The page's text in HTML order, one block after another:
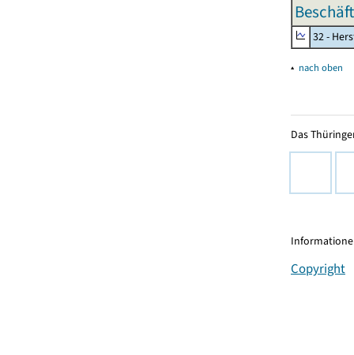
32 -
▴ nach oben
Das
Copyright